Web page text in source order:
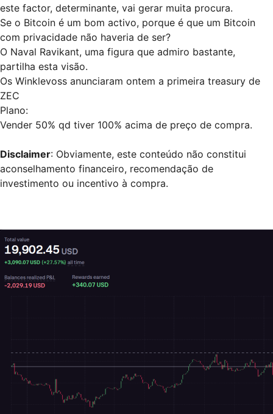
este factor, determinante, vai gerar muita procura.
Se o Bitcoin é um bom activo, porque é que um Bitcoin
com privacidade não haveria de ser?
O Naval Ravikant, uma figura que admiro bastante,
partilha esta visão.
Os Winklevoss anunciaram ontem a primeira treasury de
ZEC
Plano:
Vender 50% qd tiver 100% acima de preço de compra.
Disclaimer: Obviamente, este conteúdo não constitui
aconselhamento financeiro, recomendação de
investimento ou incentivo à compra.